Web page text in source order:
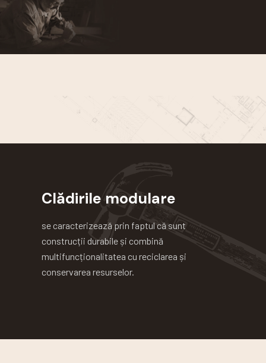
Clădirile modulare
se caracterizează prin faptul că sunt
construcții durabile și combină
multifuncționalitatea cu reciclarea și
conservarea resurselor.